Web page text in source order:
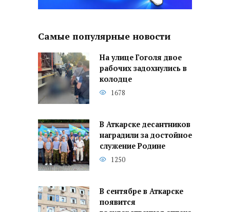
Самые популярные новости
На улице Гоголя двое
рабочих задохнулись в
колодце
1678
В Аткарске десантников
наградили за достойное
служение Родине
1250
В сентябре в Аткарске
появится